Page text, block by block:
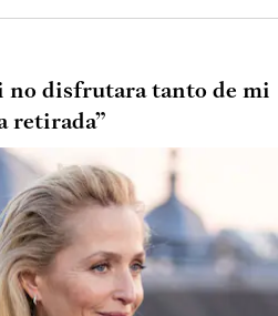
no disfrutara tanto de mi
retirada”